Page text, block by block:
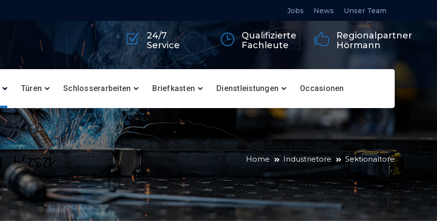
Jobs News Unser Team
24/7
Service
Qualifizierte
Fachleute
Regionalpartner
Hörmann
Türen Schlosserarbeiten Briefkasten Dienstleistungen Occasionen
Home Industrietore Sektionaltore